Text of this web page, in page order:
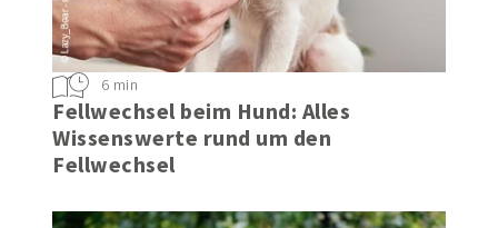
Fellwechsel beim Hund: Alles
Wissenswerte rund um den
6 min